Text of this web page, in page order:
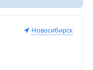
Новосибирск